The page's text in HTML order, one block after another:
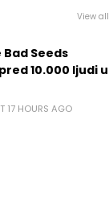
View all
Bad Seeds
10.000 ljudi u
17 HOURS AGO